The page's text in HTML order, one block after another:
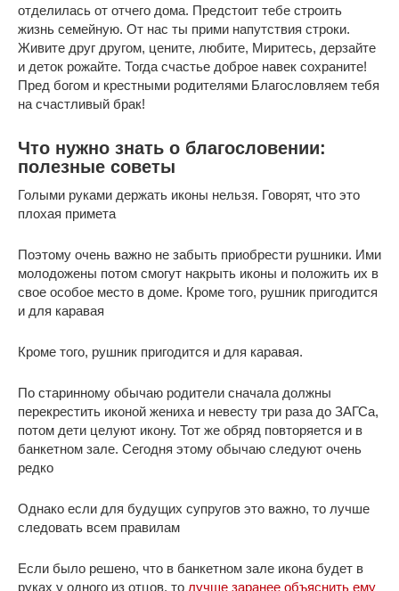
отделилась от отчего дома. Предстоит тебе строить
жизнь семейную. От нас ты прими напутствия строки.
Живите друг другом, цените, любите, Миритесь, дерзайте
и деток рожайте. Тогда счастье доброе навек сохраните!
Пред богом и крестными родителями Благословляем тебя
на счастливый брак!
Что нужно знать о благословении:
полезные советы
Голыми руками держать иконы нельзя. Говорят, что это
плохая примета
Поэтому очень важно не забыть приобрести рушники. Ими
молодожены потом смогут накрыть иконы и положить их в
свое особое место в доме. Кроме того, рушник пригодится
и для каравая
Кроме того, рушник пригодится и для каравая.
По старинному обычаю родители сначала должны
перекрестить иконой жениха и невесту три раза до ЗАГСа,
потом дети целуют икону. Тот же обряд повторяется и в
банкетном зале. Сегодня этому обычаю следуют очень
редко
Однако если для будущих супругов это важно, то лучше
следовать всем правилам
Если было решено, что в банкетном зале икона будет в
руках у одного из отцов, то лучше заранее объяснить ему